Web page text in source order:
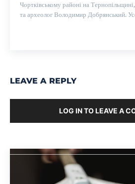
Чортківському районі на
та археолог Володимир Добрянський.
LEAVE A REPLY
LOG IN TO LEAVE A